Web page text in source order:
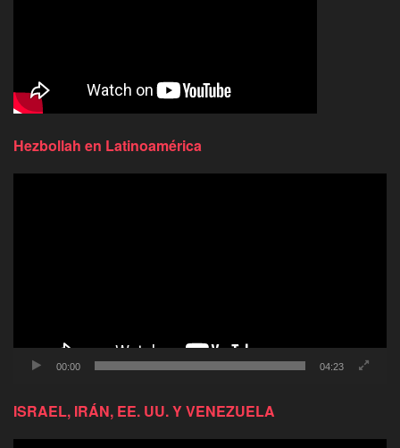
Hezbollah en Latinoamérica
00:00 04:23
ISRAEL, IRÁN, EE. UU. Y VENEZUELA